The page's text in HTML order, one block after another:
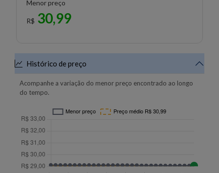
Menor preço
R$ 30,99
Histórico de preço
Acompanhe a variação do menor preço encontrado ao longo
do tempo.